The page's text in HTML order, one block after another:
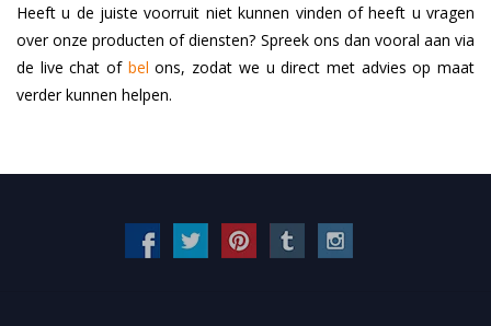
Heeft u de juiste voorruit niet kunnen vinden of heeft u vragen
over onze producten of diensten? Spreek ons dan vooral aan via
de live chat of bel ons, zodat we u direct met advies op maat
verder kunnen helpen.